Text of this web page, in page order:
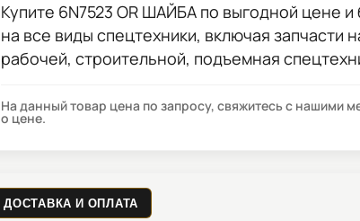
Купите 6N7523 OR ШАЙБА по выгодной цене и
на все виды спецтехники, включая запчасти
рабочей, строительной, подъемная
На данный товар цена по запросу, свяжитесь с нашими
о цене.
ДОСТАВКА И ОПЛАТА